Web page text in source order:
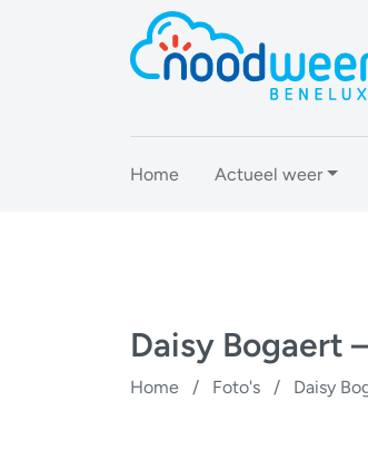
Home Actueel weer
Daisy Bogaert
Home / Foto's / Daisy